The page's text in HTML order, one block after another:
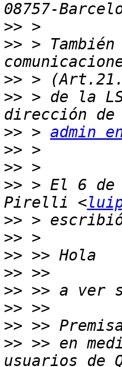
>>
>> >
>>
>> > de la
>> > admin
>>
>>
>> > El 6 de
Pirelli <
>>
>>
>>
>>
>>
>>
>>
>> >> en